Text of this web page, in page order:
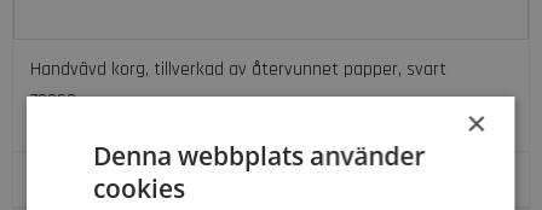
Handvävd korg, tillverkad av återvunnet papper, svart
70969
×
Denna webbplats använder
cookies